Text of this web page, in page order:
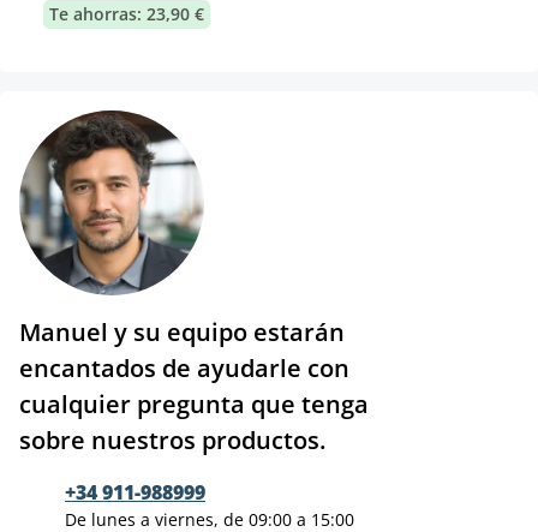
Te ahorras: 23,90 €
Manuel y su equipo estarán
encantados de ayudarle con
cualquier pregunta que tenga
sobre nuestros productos.
+34 911-988999
De lunes a viernes, de 09:00 a 15:00